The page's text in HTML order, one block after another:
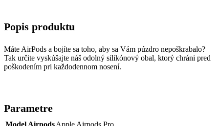
Popis produktu
Máte AirPods a bojíte sa toho, aby sa Vám púzdro nepoškrabalo?
Tak určite vyskúšajte náš odolný silikónový obal, ktorý chráni pred
poškodením pri každodennom nosení.
Parametre
Model AirpodsApple Airpods Pro